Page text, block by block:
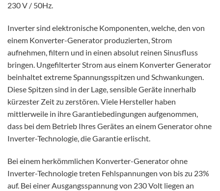
230 V / 50Hz.
Inverter sind elektronische Komponenten, welche, den von
einem Konverter-Generator produzierten, Strom
aufnehmen, filtern und in einen absolut reinen Sinusfluss
bringen. Ungefilterter Strom aus einem Konverter Generator
beinhaltet extreme Spannungsspitzen und Schwankungen.
Diese Spitzen sind in der Lage, sensible Geräte innerhalb
kürzester Zeit zu zerstören. Viele Hersteller haben
mittlerweile in ihre Garantiebedingungen aufgenommen,
dass bei dem Betrieb Ihres Gerätes an einem Generator ohne
Inverter-Technologie, die Garantie erlischt.
Bei einem herkömmlichen Konverter-Generator ohne
Inverter-Technologie treten Fehlspannungen von bis zu 23%
auf. Bei einer Ausgangsspannung von 230 Volt liegen an